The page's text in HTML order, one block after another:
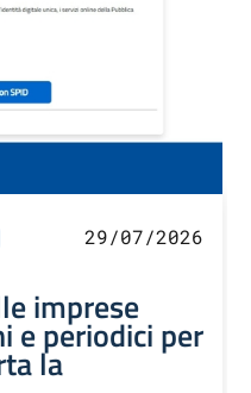
29/07/2026
imprese
e periodici per
la